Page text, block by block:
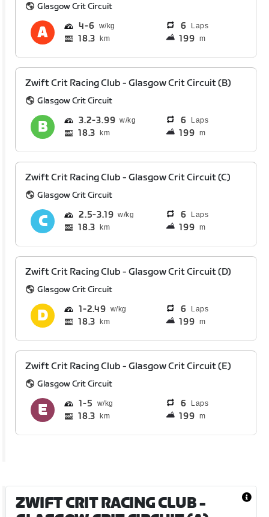
Glasgow Crit Circuit
4 6 6 Laps
18.3 km 199 m
Zwift Crit Racing Club - Glasgow Crit Circuit (B)
Glasgow Crit Circuit
3.2 3.99 6 Laps
18.3 km 199 m
Zwift Crit Racing Club - Glasgow Crit Circuit (C)
Glasgow Crit Circuit
2.5 3.19 6 Laps
18.3 km 199 m
Zwift Crit Racing Club - Glasgow Crit Circuit (D)
Glasgow Crit Circuit
1 2.49 6 Laps
18.3 km 199 m
Zwift Crit Racing Club - Glasgow Crit Circuit (E)
Glasgow Crit Circuit
1 5 6 Laps
18.3 km 199 m
ZWIFT CRIT RACING CLUB -